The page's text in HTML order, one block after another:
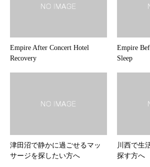
Empire After Concert Hotel
Recovery
Empire
Sleep
津田沼で静かに過ごせるマッ
サージを探したい方へ
川西で生
探す方へ